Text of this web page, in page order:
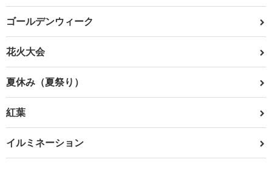
ゴールデンウィーク
花火大会
夏休み（夏祭り）
紅葉
イルミネーション